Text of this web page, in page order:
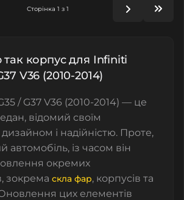
Сторінка 1 з 1
корпус для Infiniti
V36 (2010-2014)
/ G37 V36 (2010-2014) — це
відомий своїм
і надійністю. Проте,
автомобіль, із часом він
окремих
зокрема скла фар, корпусів та
цих елементів